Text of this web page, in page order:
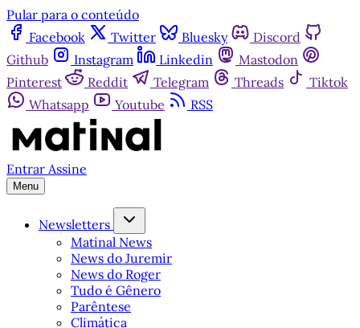
Pular para o conteúdo
Facebook
Twitter Bluesky
Discord
Github
Instagram Linkedin
Mastodon
Pinterest
Reddit Telegram Threads
Tiktok
Whatsapp
Youtube RSS
Entrar Assine
Menu
Newsletters
Matinal News
News do Juremir
News do Roger
Tudo é Gênero
Parêntese
Climática